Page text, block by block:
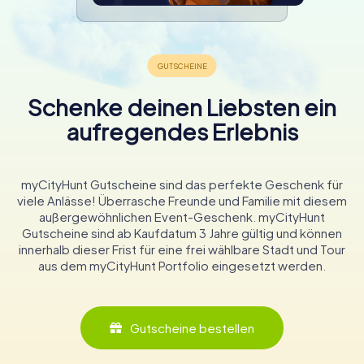
Schenke deinen Liebsten ein
aufregendes Erlebnis
myCityHunt Gutscheine sind das perfekte Geschenk für
viele Anlässe! Überrasche Freunde und Familie mit diesem
außergewöhnlichen Event-Geschenk. myCityHunt
Gutscheine sind ab Kaufdatum 3 Jahre gültig und können
innerhalb dieser Frist für eine frei wählbare Stadt und Tour
aus dem myCityHunt Portfolio eingesetzt werden.
Gutscheine bestellen